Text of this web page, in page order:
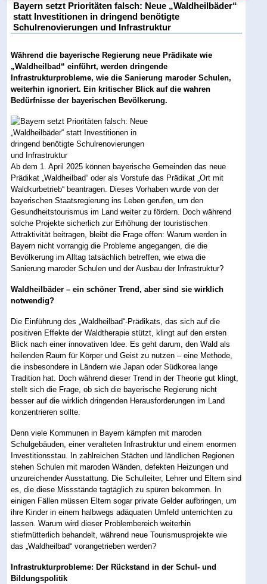
Bayern setzt Prioritäten falsch: Neue „Waldheilbäder“
statt Investitionen in dringend benötigte
Schulrenovierungen und Infrastruktur
Während die bayerische Regierung neue Prädikate wie
„Waldheilbad“ einführt, werden dringende
Infrastrukturprobleme, wie die Sanierung maroder Schulen,
weiterhin ignoriert. Ein kritischer Blick auf die wahren
Bedürfnisse der bayerischen Bevölkerung.
Ab dem 1. April 2025 können bayerische Gemeinden das neue
Prädikat „Waldheilbad“ oder als Vorstufe das Prädikat „Ort mit
Waldkurbetrieb“ beantragen. Dieses Vorhaben wurde von der
bayerischen Staatsregierung ins Leben gerufen, um den
Gesundheitstourismus im Land weiter zu fördern. Doch während
solche Projekte sicherlich zur Erhöhung der touristischen
Attraktivität beitragen, bleibt die Frage offen: Warum werden in
Bayern nicht vorrangig die Probleme angegangen, die die
Bevölkerung im Alltag tatsächlich betreffen, wie etwa die
Sanierung maroder Schulen und der Ausbau der Infrastruktur?
Waldheilbäder – ein schöner Trend, aber sind sie wirklich
notwendig?
Die Einführung des „Waldheilbad“-Prädikats, das sich auf die
positiven Effekte der Waldtherapie stützt, klingt auf den ersten
Blick nach einer innovativen Idee. Es geht darum, den Wald als
heilenden Raum für Körper und Geist zu nutzen – eine Methode,
die insbesondere in Ländern wie Japan oder Südkorea lange
Tradition hat. Doch während dieser Trend in der Theorie gut klingt,
stellt sich die Frage, ob sich die bayerische Regierung nicht
besser auf die wirklich dringenden Herausforderungen im Land
konzentrieren sollte.
Denn viele Kommunen in Bayern kämpfen mit maroden
Schulgebäuden, einer veralteten Infrastruktur und einem enormen
Investitionsstau. In zahlreichen Städten und ländlichen Regionen
stehen Schulen mit maroden Wänden, defekten Heizungen und
unzureichender Ausstattung. Die Schulleiter, Lehrer und Eltern sind
es, die diese Missstände tagtäglich zu spüren bekommen. In
einigen Fällen müssen Eltern sogar private Gelder aufbringen, um
ihre Kinder in einem halbwegs adäquaten Umfeld unterrichten zu
lassen. Warum wird dieser Problembereich weiterhin
stiefmütterlich behandelt, während neue Tourismusprojekte wie
das „Waldheilbad“ vorangetrieben werden?
Infrastrukturprobleme: Der Rückstand in der Schul- und
Bildungspolitik